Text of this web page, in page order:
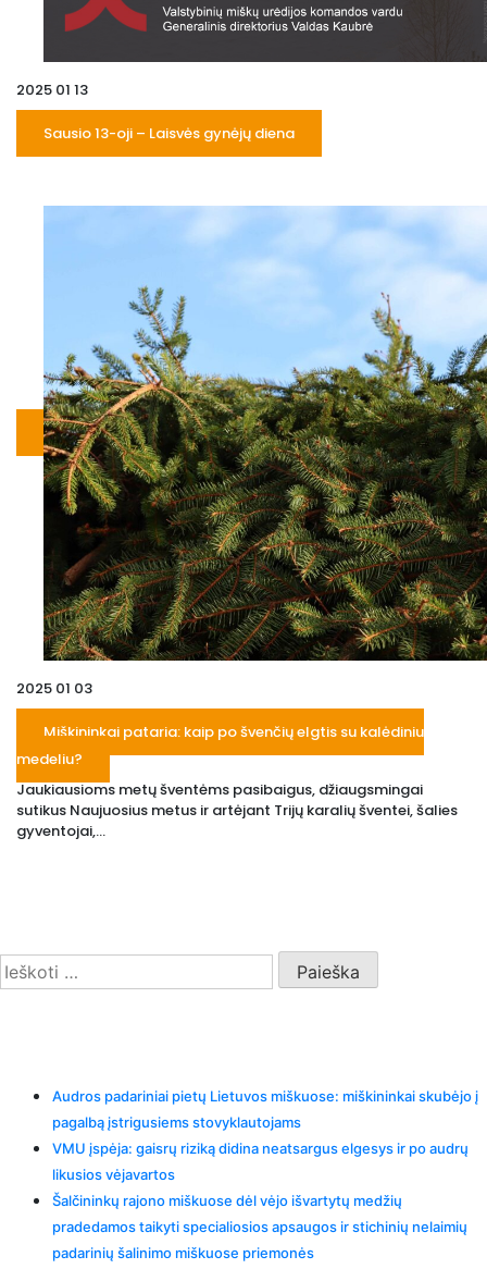
2025 01 13
Sausio 13-oji – Laisvės gynėjų diena
2025 01 03
Miškininkai pataria: kaip po švenčių elgtis su kalėdiniu
medeliu?
Jaukiausioms metų šventėms pasibaigus, džiaugsmingai
sutikus Naujuosius metus ir artėjant Trijų karalių šventei, šalies
gyventojai,...
Ieškoti:
Audros padariniai pietų Lietuvos miškuose: miškininkai skubėjo į
pagalbą įstrigusiems stovyklautojams
VMU įspėja: gaisrų riziką didina neatsargus elgesys ir po audrų
likusios vėjavartos
Šalčininkų rajono miškuose dėl vėjo išvartytų medžių
pradedamos taikyti specialiosios apsaugos ir stichinių nelaimių
padarinių šalinimo miškuose priemonės